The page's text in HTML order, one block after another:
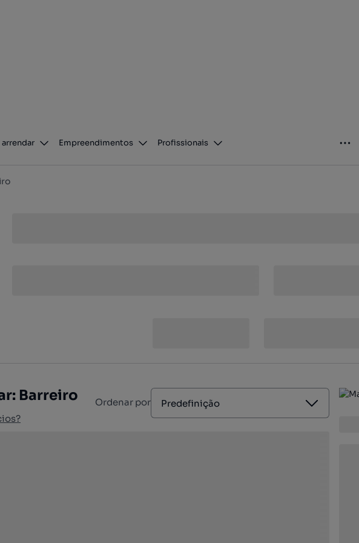
arrendar Empreendimentos Profissionais
Barreiro Ordenar por Predefinição